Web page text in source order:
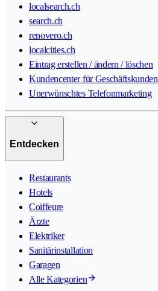
localsearch.ch
search.ch
renovero.ch
localcities.ch
Eintrag erstellen / ändern / löschen
Kundencenter für Geschäftskunden
Unerwünschtes Telefonmarketing
Entdecken
Restaurants
Hotels
Coiffeure
Ärzte
Elektriker
Sanitärinstallation
Garagen
Alle Kategorien